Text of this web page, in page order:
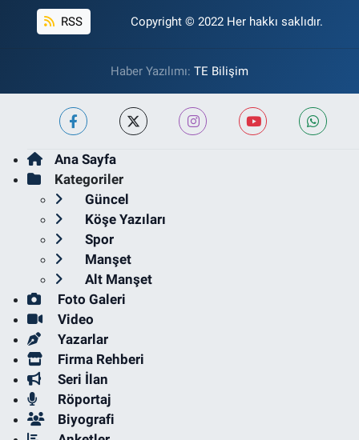
RSS Copyright © 2022 Her hakkı saklıdır.
Haber Yazılımı: TE Bilişim
Ana Sayfa
Kategoriler
Güncel
Köşe Yazıları
Spor
Manşet
Alt Manşet
Foto Galeri
Video
Yazarlar
Firma Rehberi
Seri İlan
Röportaj
Biyografi